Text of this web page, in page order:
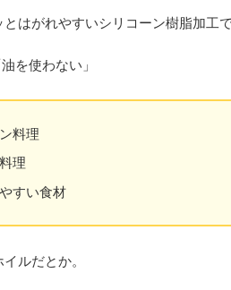
はがれやすいシリコーン樹脂加工
を使わない」
料理
理
すい食材
ルだとか。